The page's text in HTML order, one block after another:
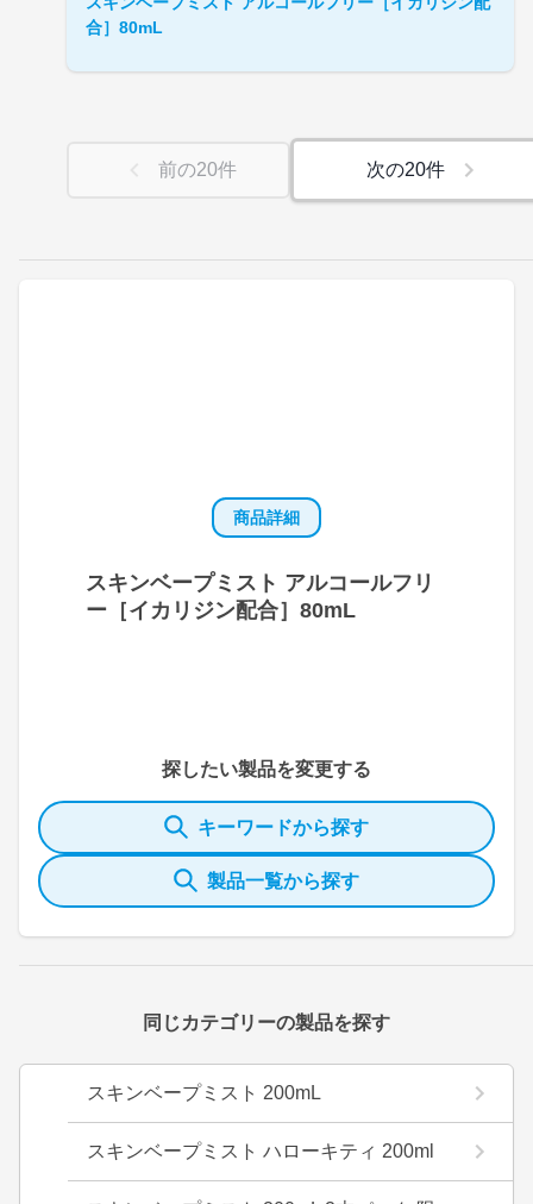
商品詳細
スキンベープミスト アルコールフリ
ー［イカリジン配合］80mL
探したい製品を変更する
キーワードから探す
製品一覧から探す
同じカテゴリーの製品を探す
スキンベープミスト 200mL
スキンベープミスト ハローキティ 200ml
合］80mL
前の20件 次の20件